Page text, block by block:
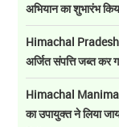
अभियान का शुभारंभ
Himachal
अर्जित संपत्ति जब्त कर
Himachal
का उपायुक्त ने लिया